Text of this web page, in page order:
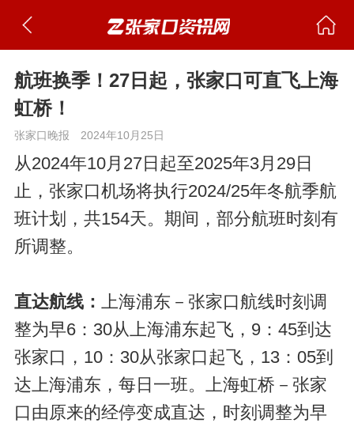
航班换季！27日起，张家口可直飞上海
虹桥！
张家口晚报 2024年10月25日
从2024年10月27日起至2025年3月29日
止，张家口机场将执行2024/25年冬航季航
班计划，共154天。期间，部分航班时刻有
所调整。
直达航线： 上海浦东－张家口航线时刻调
整为早6：30从上海浦东起飞，9：45到达
张家口，10：30从张家口起飞，13：05到
达上海浦东，每日一班。上海虹桥－张家
口由原来的经停变成直达，时刻调整为早